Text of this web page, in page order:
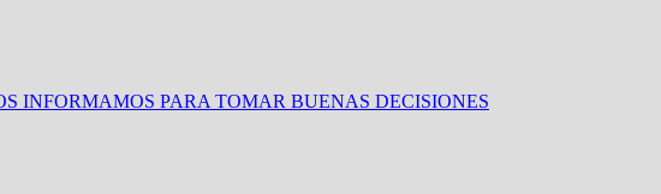
INFORMAMOS PARA TOMAR BUENAS DECISIONES